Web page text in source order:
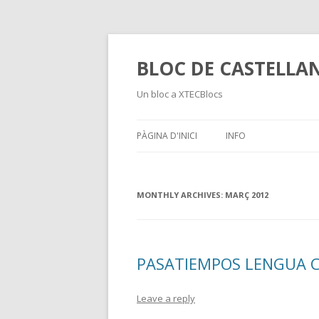
BLOC DE
Un bloc a XTECBlocs
PÀGINA D'INICI INFO
MONTHLY ARCHIVES: MARÇ 2012
PASATIEMPOS LENGUA
Leave a reply